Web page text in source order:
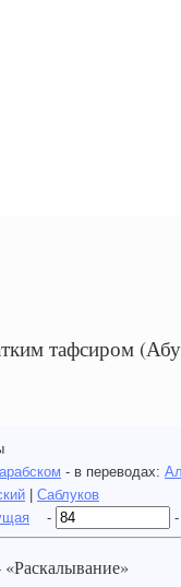
тафсиром
- в переводах:
| Саблуков
-